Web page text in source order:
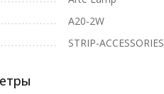
A20-2W
STRIP-ACCESSORIES